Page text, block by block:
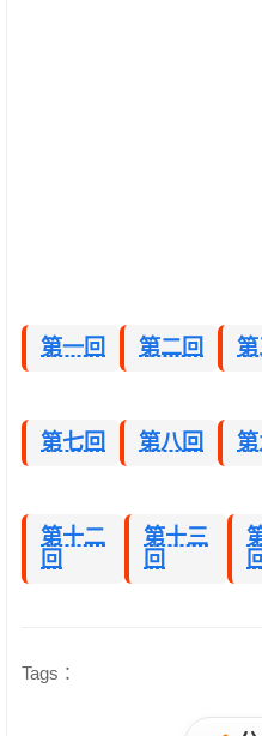
第一回 第二回 第
第七回 第八回 第
第十二
回
第十三
回
Tags：